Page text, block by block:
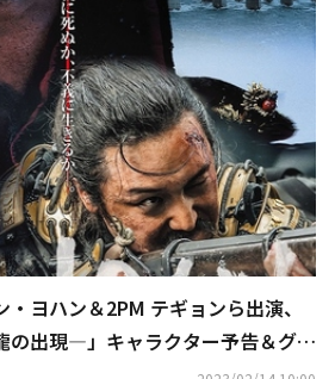
ヨハン＆2PM テギョンら出演、
出現―」キャラクター予告＆グリ